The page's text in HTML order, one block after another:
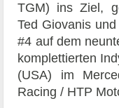
TGM) ins Ziel,
Ted Giovanis
#4 auf dem
komplettierten
(USA) im
Racing / HTP